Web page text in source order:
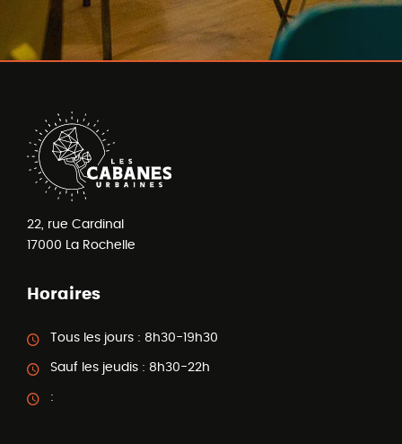
22, rue Cardinal
17000 La Rochelle
Horaires
Tous les jours : 8h30-19h30
Sauf les jeudis : 8h30-22h
: